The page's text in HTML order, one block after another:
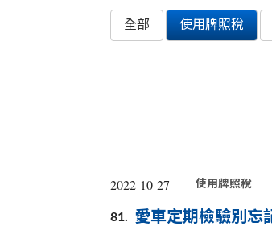
全部 使用牌照稅
2022-10-27 使用牌照稅
81. 愛車定期檢驗別